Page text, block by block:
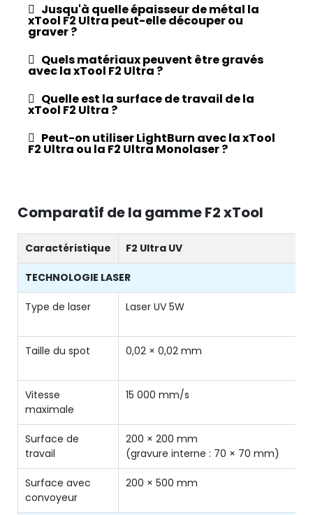
Jusqu'à quelle épaisseur de métal la
xTool F2 Ultra peut-elle découper ou
graver ?
Quels matériaux peuvent être gravés
avec la xTool F2 Ultra ?
Quelle est la surface de travail de la
xTool F2 Ultra ?
Peut-on utiliser LightBurn avec la xTool
F2 Ultra ou la F2 Ultra Monolaser ?
Comparatif de la gamme F2 xTool
Caractéristique F2 Ultra UV
TECHNOLOGIE LASER
Type de laser Laser UV 5W
Taille du spot 0,02 × 0,02 mm
Vitesse
maximale
15 000 mm/s
Surface de
travail
200 × 200 mm
(gravure interne : 70 × 70 mm)
Surface avec
convoyeur
200 × 500 mm